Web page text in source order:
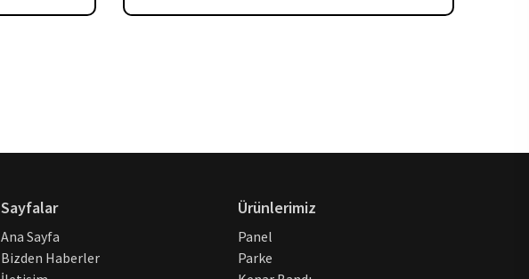
Sayfalar
Ana Sayfa
Bizden Haberler
Ürünlerimiz
Panel
Parke